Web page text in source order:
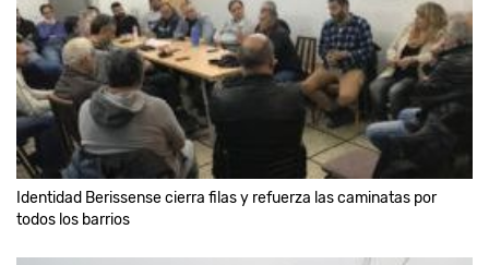
Identidad Berissense cierra filas y refuerza las caminatas por
todos los barrios